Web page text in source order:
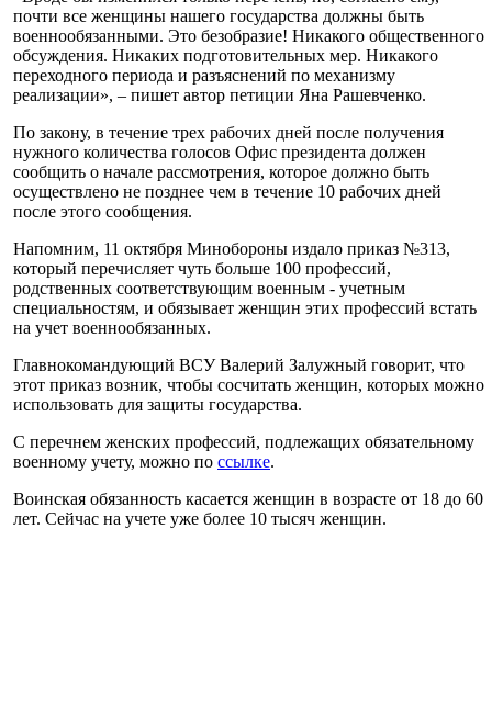
почти все женщины нашего государства должны быть
военнообязанными. Это безобразие! Никакого общественного
обсуждения. Никаких подготовительных мер. Никакого
переходного периода и разъяснений по механизму
реализации», – пишет автор петиции Яна Рашевченко.
По закону, в течение трех рабочих дней после получения
нужного количества голосов Офис президента должен
сообщить о начале рассмотрения, которое должно быть
осуществлено не позднее чем в течение 10 рабочих дней
после этого сообщения.
Напомним, 11 октября Минобороны издало приказ №313,
который перечисляет чуть больше 100 профессий,
родственных соответствующим военным - учетным
специальностям, и обязывает женщин этих профессий встать
на учет военнообязанных.
Главнокомандующий ВСУ Валерий Залужный говорит, что
этот приказ возник, чтобы сосчитать женщин, которых можно
использовать для защиты государства.
С перечнем женских профессий, подлежащих обязательному
военному учету, можно по ссылке.
Воинская обязанность касается женщин в возрасте от 18 до 60
лет. Сейчас на учете уже более 10 тысяч женщин.